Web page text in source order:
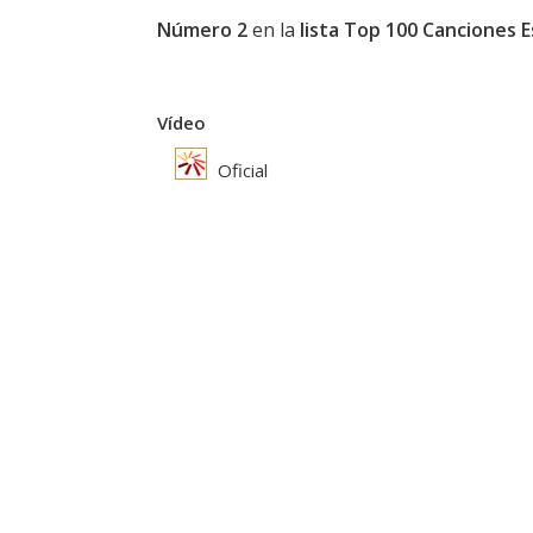
Número 2en la lista Top 100 Canciones
Vídeo
Oficial